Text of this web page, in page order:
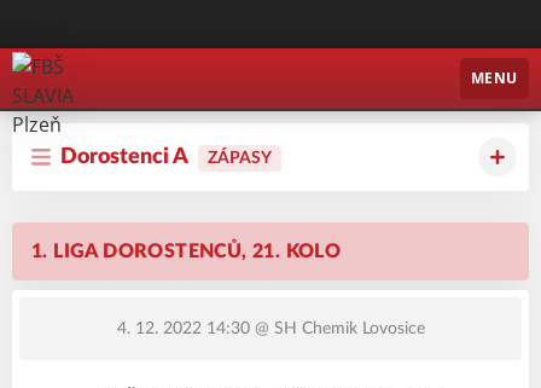
FBŠ SLAVIA Plzeň
MENU
Dorostenci A ZÁPASY
1. LIGA DOROSTENCŮ, 21. KOLO
4. 12. 2022 14:30@ SH Chemik Lovosice